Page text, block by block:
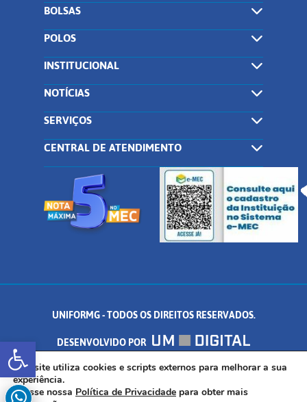
Abrir a barra de ferramentas
BOLSAS
POLOS
INSTITUCIONAL
NOTÍCIAS
SERVIÇOS
CENTRAL DE ATENDIMENTO
UNIFORMG - TODOS OS DIREITOS RESERVADOS.
DESENVOLVIDO POR
AV. DR. ARNALDO DE SENNA, 328 - PALMEIRAS, FORMIGA/MG - CEP:
35.574.530
Este site utiliza cookies e scripts externos para melhorar a sua
experiência.
Acesse nossa Política de Privacidade para obter mais